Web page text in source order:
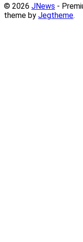
© 2026 JNews -
theme by Jegtheme.